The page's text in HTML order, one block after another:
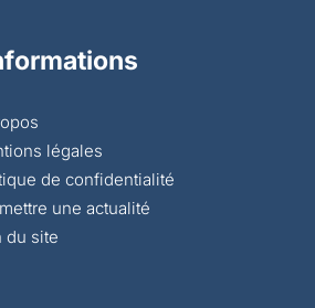
légales
de confidentialité
une actualité
du site